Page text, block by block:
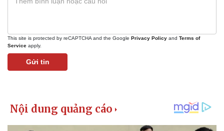
This site is protected by reCAPTCHA and the Google Privacy Policy and Terms of
Service apply.
Gửi tin